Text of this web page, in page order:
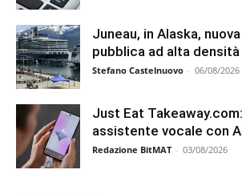
Juneau, in Alaska,
pubblica ad alta densità
Stefano Castelnuovo - 06/08/2026
Just Eat
assistente vocale con
Redazione BitMAT - 03/08/2026